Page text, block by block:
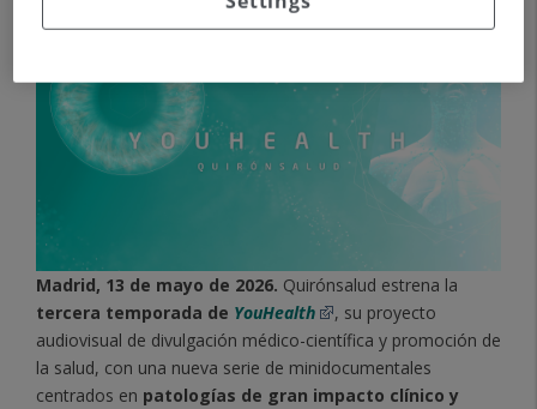
Madrid, 13 de mayo de 2026. Quirónsalud estrena la
tercera temporada de YouHealth
, su proyecto
audiovisual de divulgación médico-científica y promoción de
la salud, con una nueva serie de minidocumentales
centrados en patologías de gran impacto clínico y